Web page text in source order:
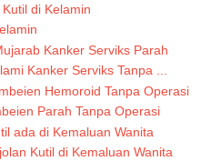
di Kelamin
Kanker Serviks Parah
Kanker Serviks Tanpa ...
Hemoroid Tanpa Operasi
Parah Tanpa Operasi
ada di Kemaluan Wanita
Kutil di Kemaluan Wanita